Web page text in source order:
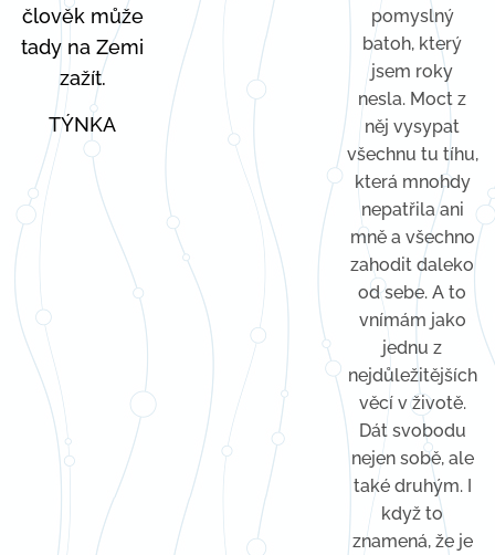
člověk může
tady na Zemi
zažít.
TÝNKA
pomyslný
batoh, který
jsem roky
nesla. Moct z
něj vysypat
všechnu tu tíhu,
která mnohdy
nepatřila ani
mně a všechno
zahodit daleko
od sebe. A to
vnímám jako
jednu z
nejdůležitějších
věcí v životě.
Dát svobodu
nejen sobě, ale
také druhým. I
když to
znamená, že je